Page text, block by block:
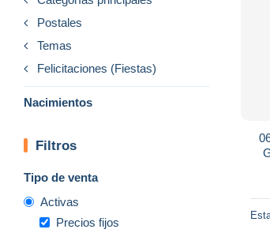
Postales
Temas
Felicitaciones (Fiestas)
Nacimientos
Filtros
Tipo de venta
Activas
Precios fijos